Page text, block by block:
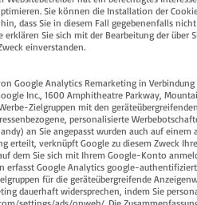
Sie können die Installation der
dass Sie in diesem Fall gegebenenfalls
erklären Sie sich mit der Bearbeitung der
einverstanden.
Google Analytics Remarketing in
Inc., 1600 Amphitheatre Parkway,
Zielgruppen mit den
personalisierte
an Sie angepasst wurden auch auf einem
erteilt, verknüpft Google zu diesem Zweck
dem Sie sich mit Ihrem Google-Konto
erfasst Google Analytics google-
für die geräteübergreifende
dauerhaft widersprechen, indem Sie